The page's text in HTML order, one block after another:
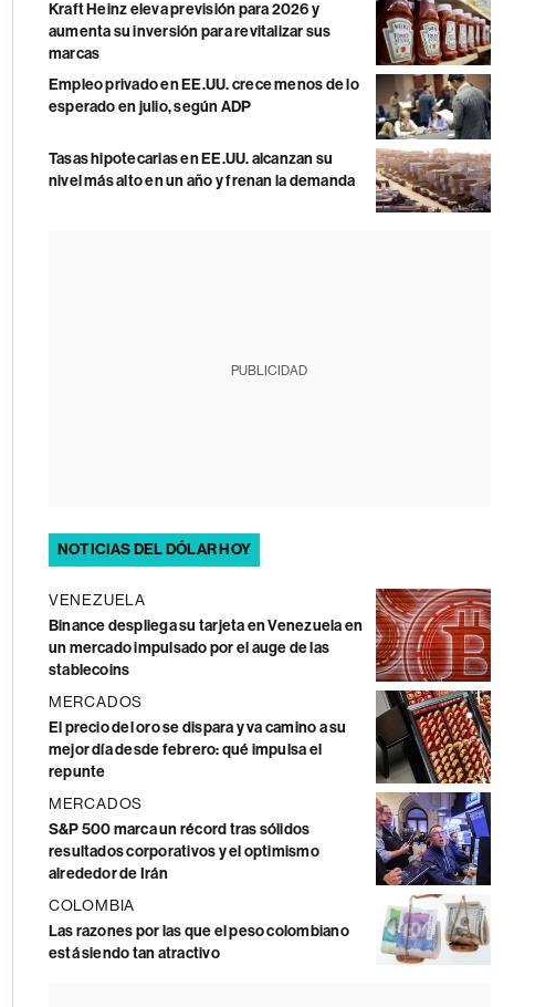
Kraft Heinz eleva previsión para 2026 y
aumenta su inversión para revitalizar sus
marcas
Empleo privado en EE.UU. crece menos de lo
esperado en julio, según ADP
Tasas hipotecarias en EE.UU. alcanzan su
nivel más alto en un año y frenan la demanda
PUBLICIDAD
NOTICIAS DEL DÓLAR HOY
VENEZUELA
Binance despliega su tarjeta en Venezuela en
un mercado impulsado por el auge de las
stablecoins
MERCADOS
El precio del oro se dispara y va camino a su
mejor día desde febrero: qué impulsa el
repunte
MERCADOS
S&P 500 marca un récord tras sólidos
resultados corporativos y el optimismo
alrededor de Irán
COLOMBIA
Las razones por las que el peso colombiano
está siendo tan atractivo